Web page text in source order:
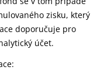
zisku, který
doporučuje pro
účet.